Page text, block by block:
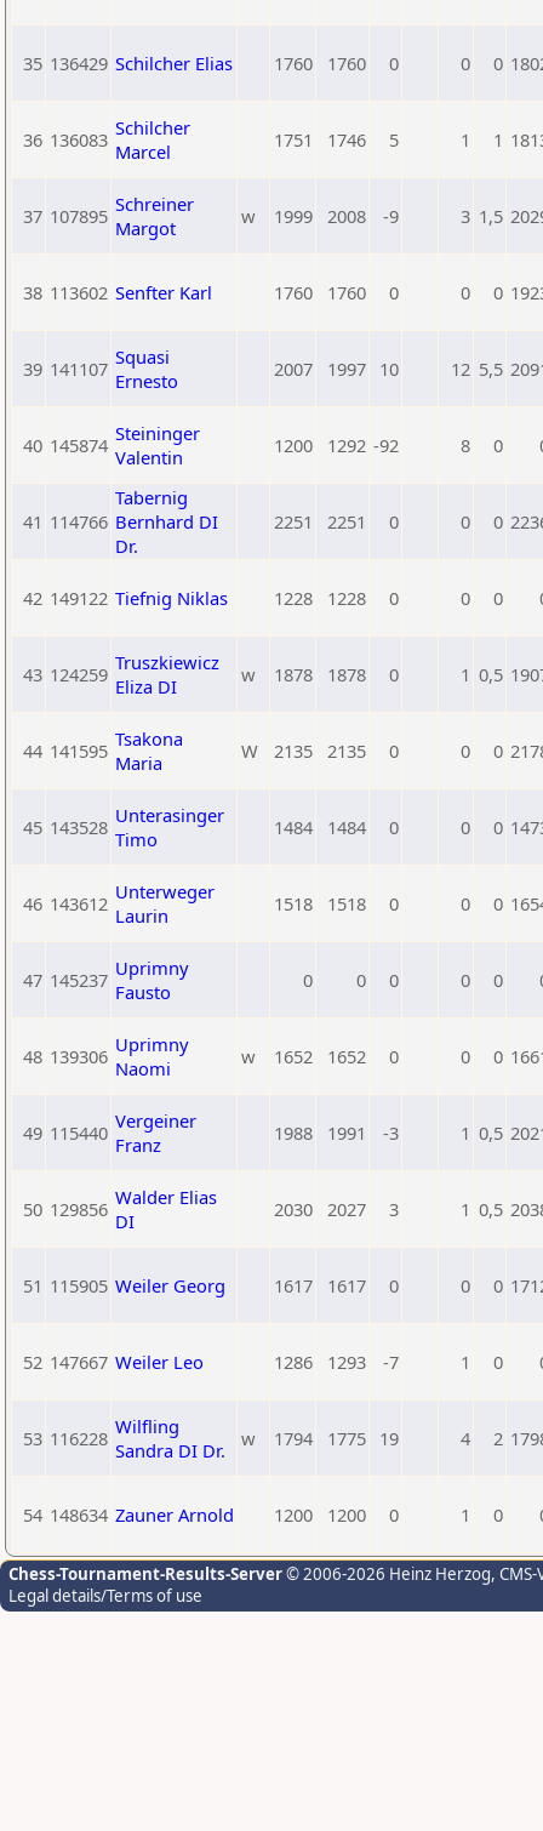
35 136429 Schilcher Elias 1760 1760 0 0 0
36 136083 Schilcher
Marcel
1751 1746 5 1 1
37 107895 Schreiner
Margot
w 1999 2008 -9 3 1,5
38 113602 Senfter Karl 1760 1760 0 0 0
39 141107 Squasi
Ernesto
2007 1997 10 12 5,5
40 145874 Steininger
Valentin
1200 1292 -92 8 0
41 114766
Tabernig
Bernhard DI
Dr.
2251 2251 0 0 0
42 149122 Tiefnig Niklas 1228 1228 0 0 0
43 124259 Truszkiewicz
Eliza DI
w 1878 1878 0 1 0,5
44 141595 Tsakona
Maria
W 2135 2135 0 0 0
45 143528 Unterasinger
Timo
1484 1484 0 0 0
46 143612 Unterweger
Laurin
1518 1518 0 0 0
47 145237 Uprimny
Fausto
0 0 0 0 0
48 139306 Uprimny
Naomi
w 1652 1652 0 0 0
49 115440 Vergeiner
Franz
1988 1991 -3 1 0,5
50 129856 Walder Elias
DI
2030 2027 3 1 0,5
51 115905 Weiler Georg 1617 1617 0 0 0
52 147667 Weiler Leo 1286 1293 -7 1 0
53 116228 Wilfling
Sandra DI Dr.
w 1794 1775 19 4 2
54 148634 Zauner Arnold 1200 1200 0 1 0
Chess-Tournament-Results-Server© 2006-2026 Heinz Herzog,
Legal details/Terms of use